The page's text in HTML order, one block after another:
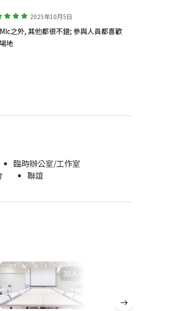
2025年10月5日
之外, 其他都很不錯; 參與人員都喜歡
地
臨時辦公室/工作室
聯誼
30人